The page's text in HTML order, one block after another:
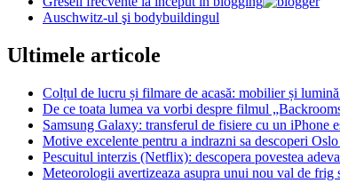
Auschwitz-ul şi bodybuildingul
Ultimele articole
Colțul de lucru și filmare de acasă: mobilier și
De ce toata lumea va vorbi despre filmul
Samsung Galaxy: transferul de fisiere cu un iPhone
Motive excelente pentru a indrazni sa descoperi
Pescuitul interzis (Netflix): descopera povestea
Meteorologii avertizeaza asupra unui nou val de frig